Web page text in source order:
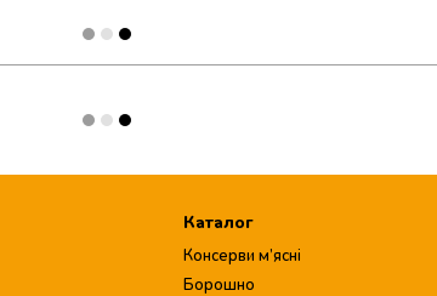
Каталог
Консерви м’ясні
Борошно